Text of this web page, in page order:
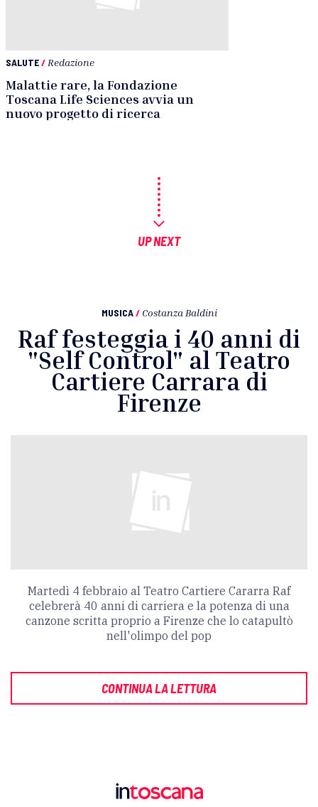
SALUTE/ Redazione
Malattie rare, la Fondazione
Toscana Life Sciences avvia un
nuovo progetto di ricerca
UP NEXT
MUSICA / Costanza Baldini
Raf festeggia i 40 anni di
"Self Control" al Teatro
Cartiere Carrara di
Firenze
Martedì 4 febbraio al Teatro Cartiere Cararra Raf
celebrerà 40 anni di carriera e la potenza di una
canzone scritta proprio a Firenze che lo catapultò
nell'olimpo del pop
CONTINUA LA LETTURA